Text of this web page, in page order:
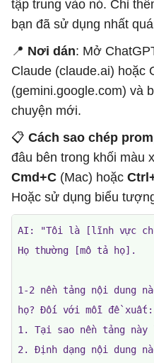
tập trung vào nó. Chỉ
bạn đã sử dụng nhất
📍 Nơi dán: Mở
Claude (claude.ai) hoặc
(gemini.google.com) và
chuyện mới.
📋 Cách sao chép
đâu bên trong khối màu
Cmd+C (Mac) hoặc
Hoặc sử dụng biểu
AI: "Tôi là [lĩnh vực
Họ thường [mô tả họ].
1-2 nền tảng nội dung
họ? Đối với mỗi đề xuất:
1. Tại sao nền tảng
2. Định dạng nội dung